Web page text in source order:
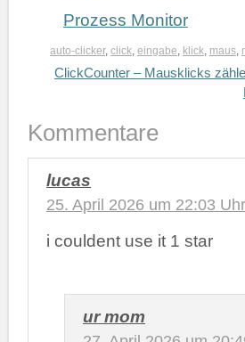
Prozess Monitor
auto-clicker, click, eingabe, klick, maus,
ClickCounter – Mausklicks
Kommentare
lucas
25. April 2026 um 22:03 Uhr
i couldent use it 1 star
ur mom